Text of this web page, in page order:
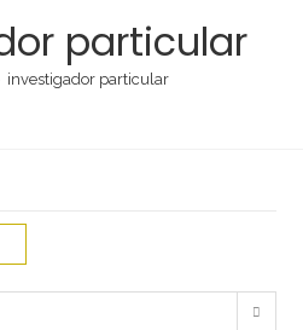
particular
investigador particular